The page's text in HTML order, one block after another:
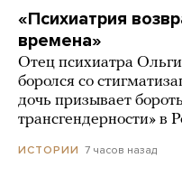
«Психиатрия
времена»
Отец психиатра
боролся со
дочь призывает
трансгендерности» в
ИСТОРИИ 7 часов назад